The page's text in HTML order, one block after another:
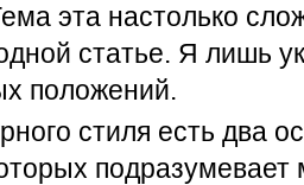
эта настолько
статье. Я лишь
положений.
стиля есть два